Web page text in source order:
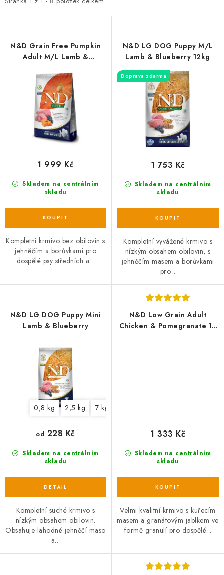
PETLOVER
HODNOCENÍ OBCHODU
DOPRAVA PO OSTRAVĚ, HLUČÍNĚ A OKOLÍ
Možnosti dopravy
Hodnocení obchodu
Zásady zpracování osobních údajů
Věrnostní slevy
pN&D Grain Free Pumpkin
Adult M/L Lamb &
Skladem na centrálním
skladu
1 999 Kč
Kompletní krmivo bez obilovin s
jehněčím a borůvkami pro
dospělé psy středních a...
N&D LG DOG Puppy M/L
Lamb & Blueberry 12kg
Doprava zdarma
Skladem na centrálním
skladu
1 753 Kč
Kompletní vyvážené krmivo s
nízkým obsahem obilovin, s
jehněčím masem a borůvkami
pro...
N&D LG DOG Puppy Mini
Lamb & Blueberry
0,8 kg 2,5 kg 7 kg
Skladem na centrálním
skladu
od 228 Kč
Kompletní suché krmivo s
nízkým obsahem obilovin.
Obsahuje lahodné jehněčí maso
a...
N&D Low Grain Adult
Chicken & Pomegranate 12
Skladem na centrálním
skladu
1 333 Kč
Velmi kvalitní krmivo s kuřecím
masem a granátovým jablkem ve
formě granulí pro dospělé...